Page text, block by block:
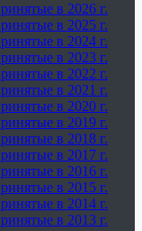
в 2026 г.
в 2025 г.
в 2024 г.
в 2023 г.
в 2022 г.
в 2021 г.
в 2020 г.
в 2019 г.
в 2018 г.
в 2017 г.
в 2016 г.
в 2015 г.
в 2014 г.
в 2013 г.